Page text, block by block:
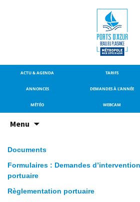
Port
sur-Mer
SITE
ACTU & AGENDA TARIFS
ANNONCES DEMANDES À L’ANNÉE
MÉTÉO WEBCAM
Menu
principal
Documents
Formulaires : Demandes
portuaire
Règlementation portuaire